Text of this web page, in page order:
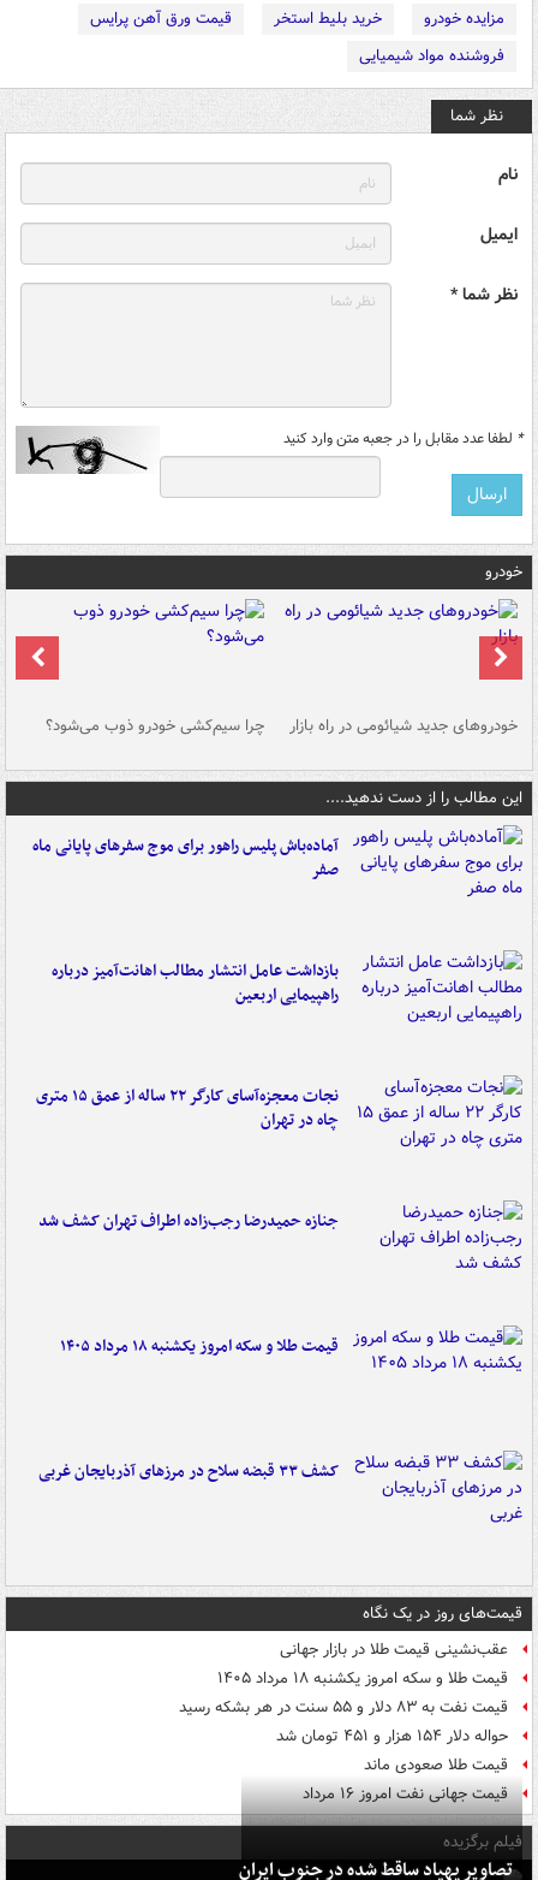
مزایده خودرو
خرید بلیط استخر
قیمت ورق آهن پرایس
فروشنده مواد شیمیایی
نظر شما
نام
ایمیل
نظر شما *
* لطفا عدد مقابل را در جعبه متن وارد کنید
خودرو
خودروهای جدید شیائومی در راه بازار چرا سیم‌کشی خودرو ذوب می‌شود؟
این مطالب را از دست ندهید....
آماده‌باش پلیس راهور برای موج سفرهای پایانی ماه
صفر
بازداشت عامل انتشار مطالب اهانت‌آمیز درباره
راهپیمایی اربعین
نجات معجزه‌آسای کارگر ۲۲ ساله از عمق ۱۵ متری
چاه در تهران
جنازه حمیدرضا رجب‌زاده اطراف تهران کشف شد
قیمت طلا و سکه امروز یکشنبه ۱۸ مرداد ۱۴۰۵
کشف ۳۳ قبضه سلاح در مرزهای آذربایجان غربی
قیمت‌های روز در یک نگاه
عقب‌نشینی قیمت طلا در بازار جهانی
قیمت طلا و سکه امروز یکشنبه ۱۸ مرداد ۱۴۰۵
قیمت نفت به ۸۳ دلار و ۵۵ سنت در هر بشکه رسید
حواله دلار ۱۵۴ هزار و ۴۵۱ تومان شد
قیمت طلا صعودی ماند
قیمت جهانی نفت امروز ۱۶ مرداد
فیلم برگزیده
تصاویر پهپاد ساقط شده در جنوب ایران